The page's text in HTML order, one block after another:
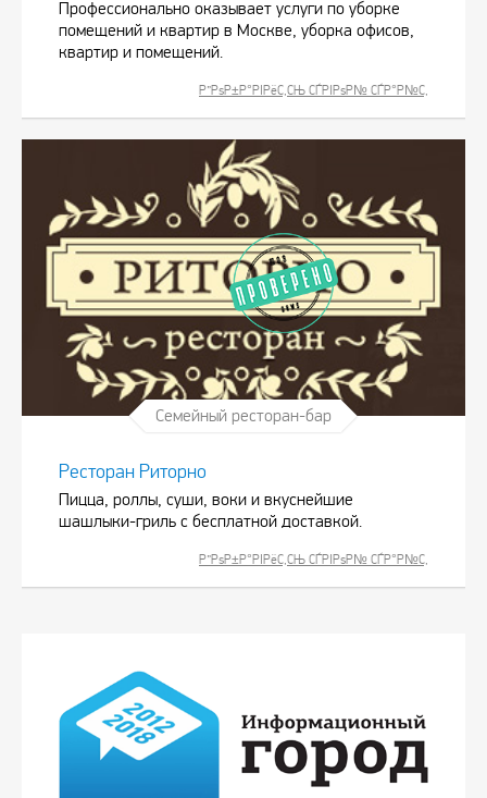
Профессионально оказывает услуги по уборке
помещений и квартир в Москве, уборка офисов,
квартир и помещений.
Р”РѕР±Р°РІРёС‚СЊ СЃРІРѕР№ СЃР°Р№С‚
Семейный ресторан-бар
Ресторан Риторно
Пицца, роллы, суши, воки и вкуснейшие
шашлыки-гриль с бесплатной доставкой.
Р”РѕР±Р°РІРёС‚СЊ СЃРІРѕР№ СЃР°Р№С‚